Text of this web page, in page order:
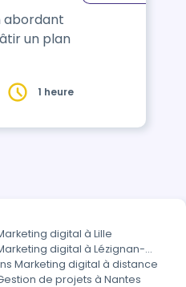
abordant
un plan
1 heure
digital à Lille
digital à Lézignan-
Marketing digital à distance
de projets à Nantes